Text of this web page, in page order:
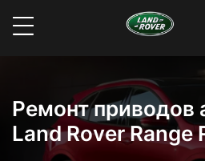
Ремонт приводов
Land Rover Range